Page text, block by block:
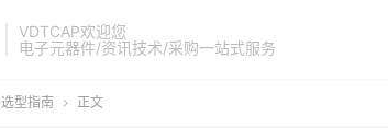
VDTCAP欢迎您
电子元器件/资讯技术/采购一站式服务
选型指南  正文